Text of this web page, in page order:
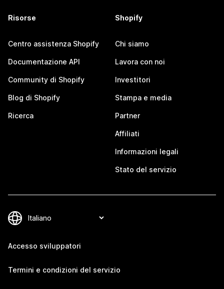
Risorse
Centro assistenza Shopify
Documentazione API
Community di Shopify
Blog di Shopify
Ricerca
Shopify
Chi siamo
Lavora con noi
Investitori
Stampa e media
Partner
Affiliati
Informazioni legali
Stato del servizio
Accesso sviluppatori
Termini e condizioni del servizio